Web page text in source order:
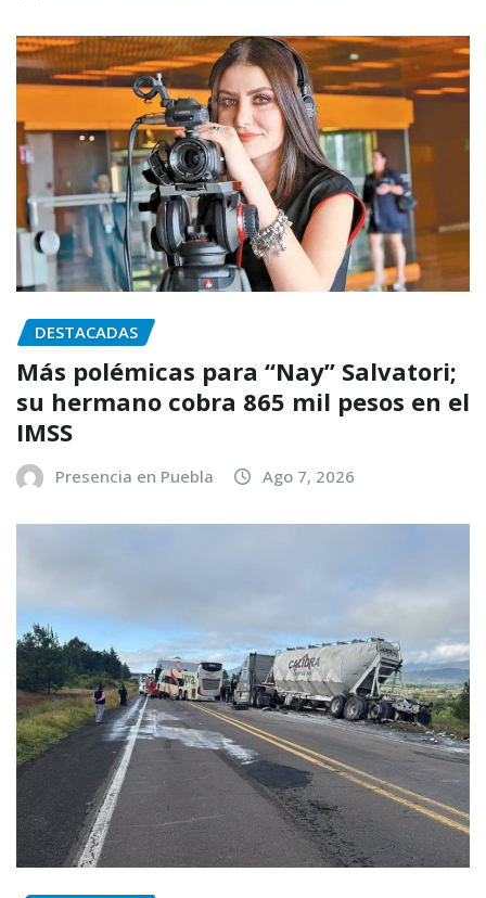
DESTACADAS
Más polémicas para “Nay” Salvatori;
su hermano cobra 865 mil pesos en el
IMSS
Presencia en Puebla Ago 7, 2026